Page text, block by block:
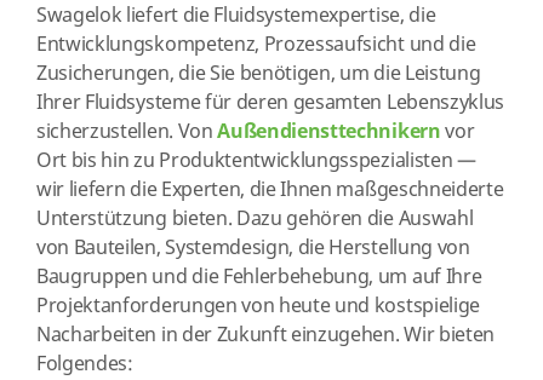
Swagelok liefert die Fluidsystemexpertise, die
Entwicklungskompetenz, Prozessaufsicht und die
Zusicherungen, die Sie benötigen, um die Leistung
Ihrer Fluidsysteme für deren gesamten Lebenszyklus
sicherzustellen. VonAußendiensttechnikernvor
Ort bis hin zu Produktentwicklungsspezialisten —
wir liefern die Experten, die Ihnen maßgeschneiderte
Unterstützung bieten. Dazu gehören die Auswahl
von Bauteilen, Systemdesign, die Herstellung von
Baugruppen und die Fehlerbehebung, um auf Ihre
Projektanforderungen von heute und kostspielige
Nacharbeiten in der Zukunft einzugehen. Wir bieten
Folgendes: